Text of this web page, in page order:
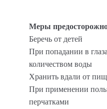
Меры
Беречь от детей
При попадании в
количеством воды
Хранить вдали от
При применении
перчатками